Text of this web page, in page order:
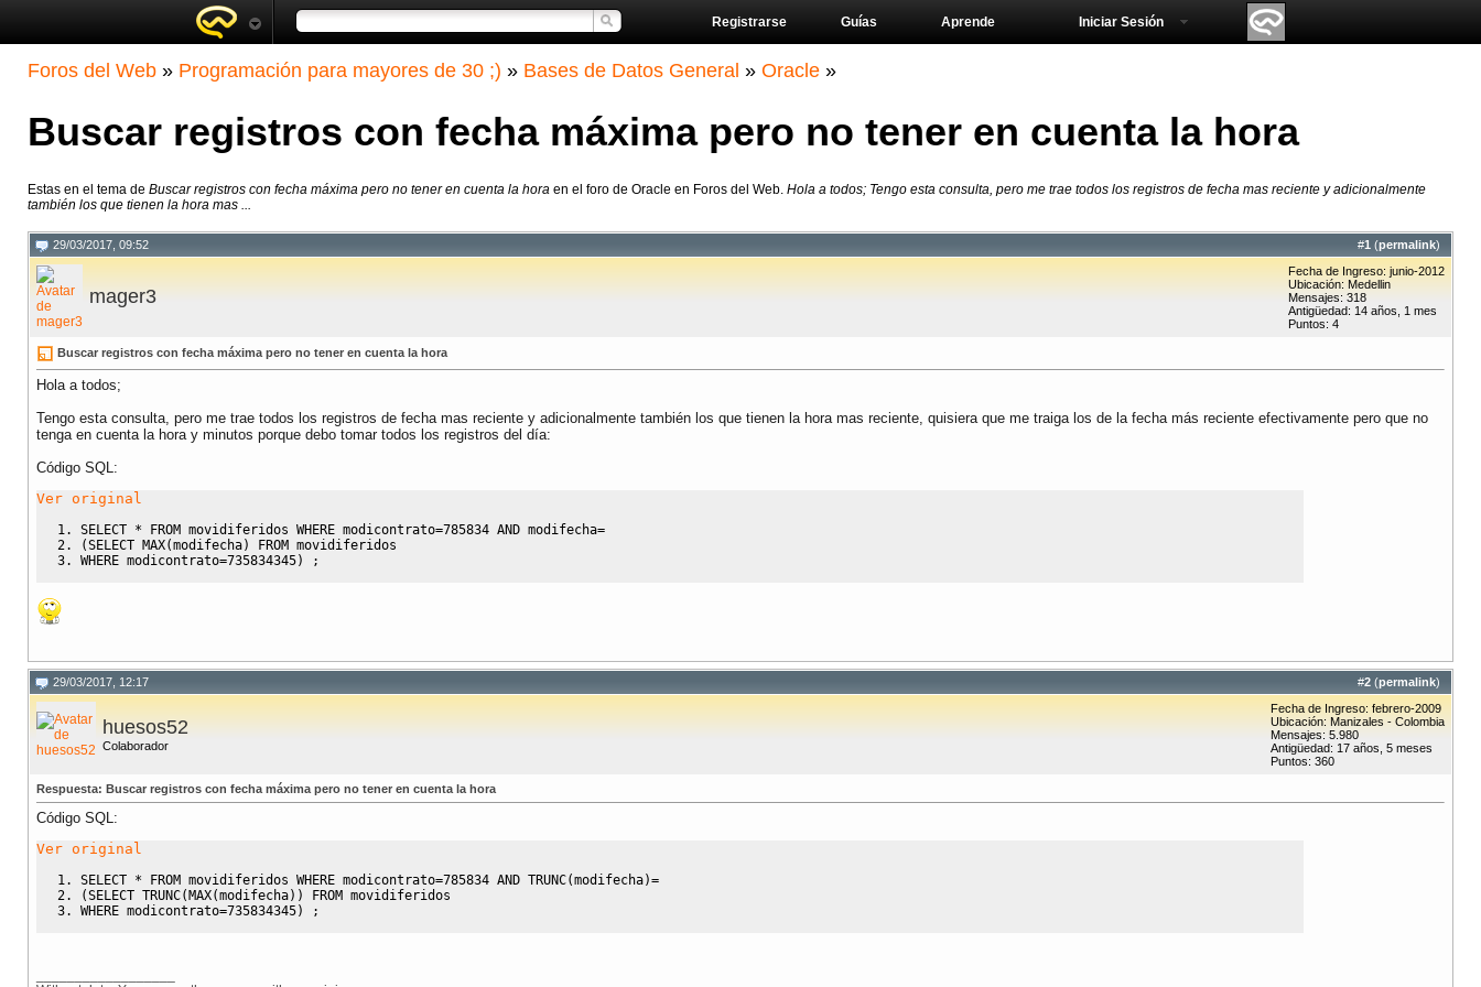
Aprende
Guías
Registrarse Iniciar Sesión
Foros del Web » Programación para mayores de 30 ;) » Bases de Datos General » Oracle »
Buscar registros con fecha máxima pero no tener en cuenta la hora
Estas en el tema de Buscar registros con fecha máxima pero no tener en cuenta la hora en el foro de Oracle en Foros del Web. Hola a todos; Tengo esta consulta, pero me trae todos los registros de fecha mas reciente y adicionalmente
también los que tienen la hora mas ...
#1 (permalink)
29/03/2017, 09:52
mager3
Fecha de Ingreso: junio-2012
Ubicación: Medellin
Mensajes: 318
Antigüedad: 14 años, 1 mes
Puntos: 4
Buscar registros con fecha máxima pero no tener en cuenta la hora
Hola a todos;
Tengo esta consulta, pero me trae todos los registros de fecha mas reciente y adicionalmente también los que tienen la hora mas reciente, quisiera que me traiga los de la fecha más reciente efectivamente pero que no
tenga en cuenta la hora y minutos porque debo tomar todos los registros del día:
Código SQL:
Ver original
SELECT * FROM movidiferidos WHERE modicontrato=785834 AND modifecha=
(SELECT MAX(modifecha) FROM movidiferidos
WHERE modicontrato=735834345) ;
#2 (permalink)
29/03/2017, 12:17
huesos52
Colaborador
Fecha de Ingreso: febrero-2009
Ubicación: Manizales - Colombia
Mensajes: 5.980
Antigüedad: 17 años, 5 meses
Puntos: 360
Respuesta: Buscar registros con fecha máxima pero no tener en cuenta la hora
Código SQL:
Ver original
SELECT * FROM movidiferidos WHERE modicontrato=785834 AND TRUNC(modifecha)=
(SELECT TRUNC(MAX(modifecha) ) FROM movidiferidos
WHERE modicontrato=735834345) ;